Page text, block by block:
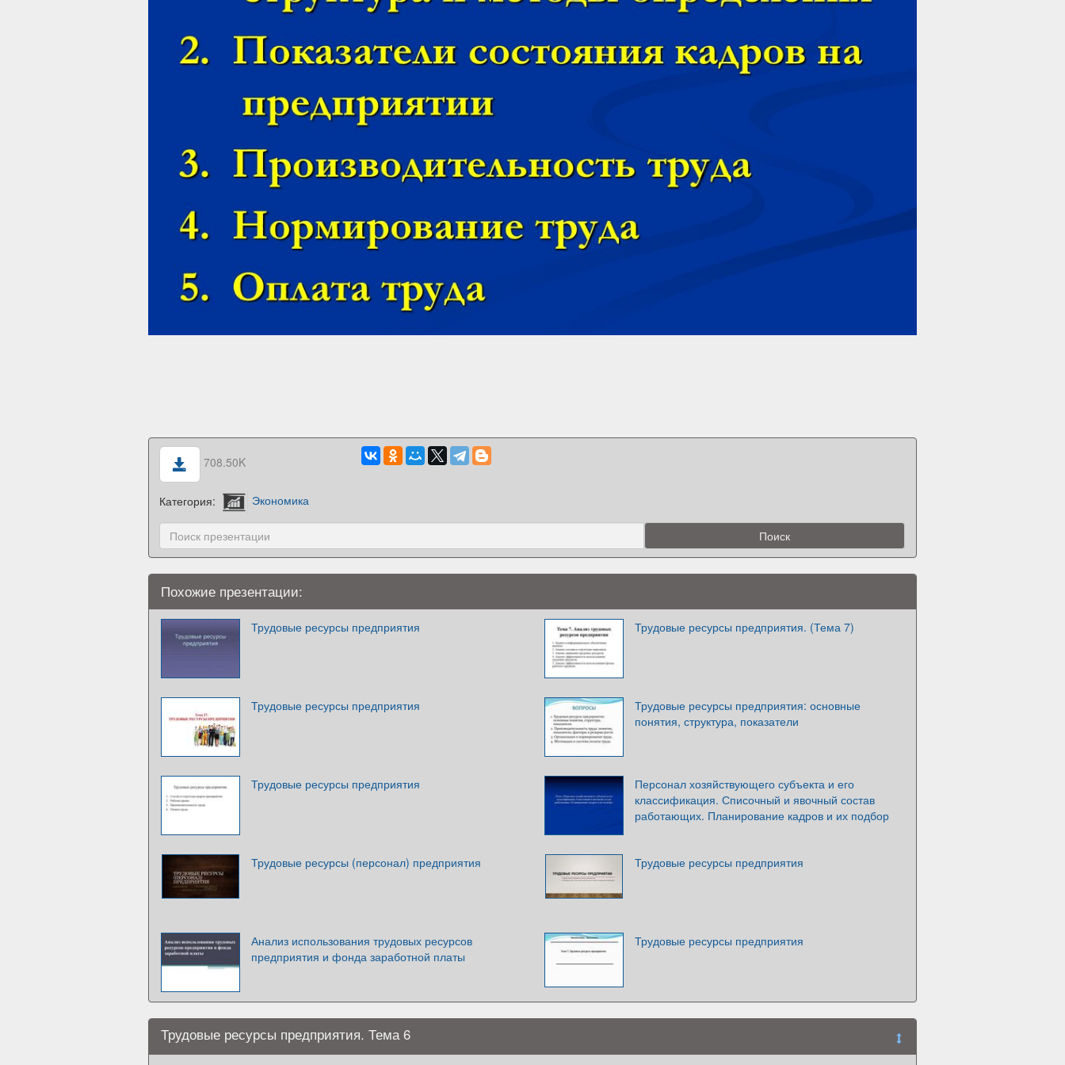
708.50K
Категория: Экономика
Похожие презентации:
Трудовые ресурсы предприятия Трудовые ресурсы предприятия. (Тема 7)
Трудовые ресурсы предприятия
Трудовые ресурсы предприятия: основные
понятия, структура, показатели
Трудовые ресурсы предприятия
Персонал хозяйствующего субъекта и его
классификация. Списочный и явочный состав
работающих. Планирование кадров и их подбор
Трудовые ресурсы (персонал) предприятия Трудовые ресурсы предприятия
Анализ использования трудовых ресурсов
предприятия и фонда заработной платы
Трудовые ресурсы предприятия
Трудовые ресурсы предприятия. Тема 6